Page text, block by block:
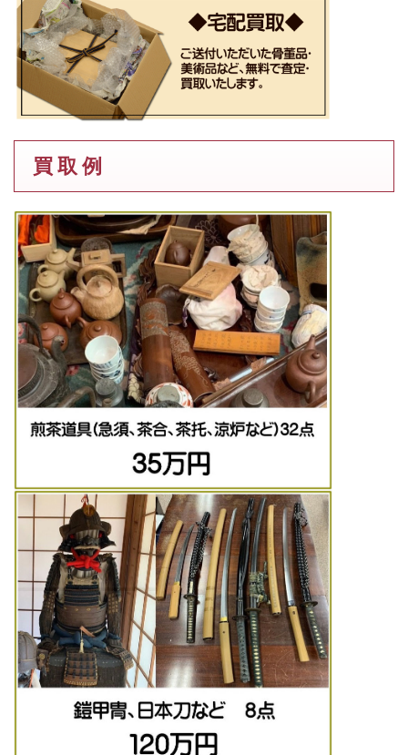
買 取 例